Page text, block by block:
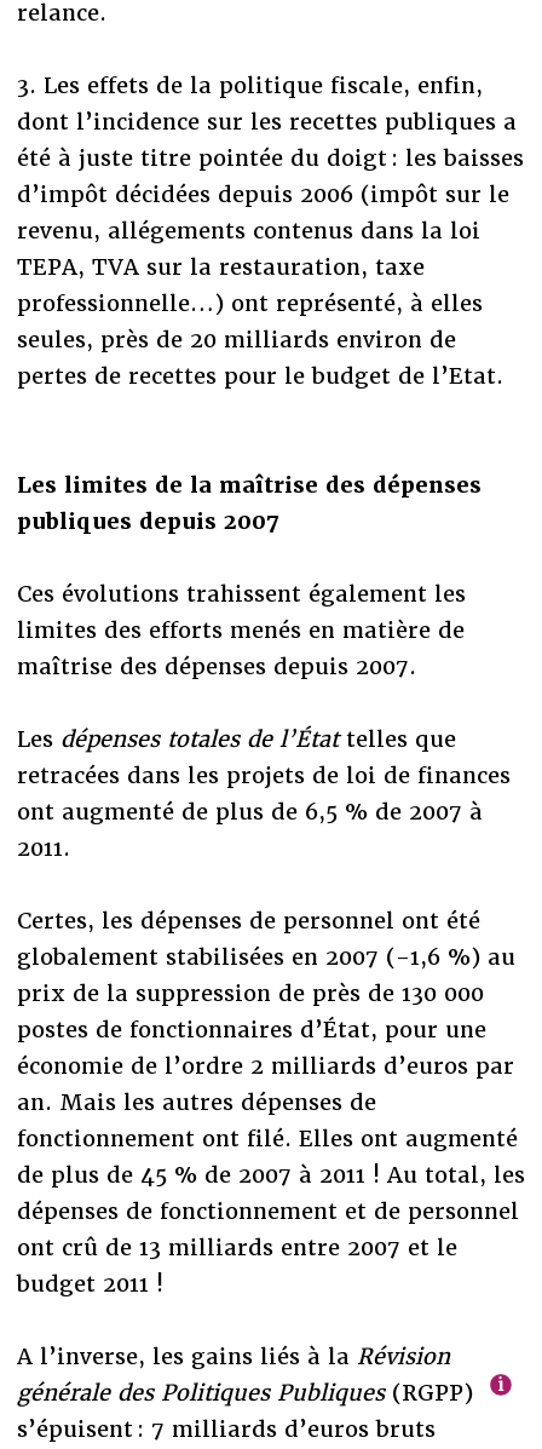
relance.
3. Les effets de la politique fiscale, enfin,
dont l’incidence sur les recettes publiques a
été à juste titre pointée du doigt : les baisses
d’impôt décidées depuis 2006 (impôt sur le
revenu, allégements contenus dans la loi
TEPA, TVA sur la restauration, taxe
professionnelle…) ont représenté, à elles
seules, près de 20 milliards environ de
pertes de recettes pour le budget de l’Etat.
Les limites de la maîtrise des dépenses
publiques depuis 2007
Ces évolutions trahissent également les
limites des efforts menés en matière de
maîtrise des dépenses depuis 2007.
Les dépenses totales de l’Étattelles que
retracées dans les projets de loi de finances
ont augmenté de plus de 6,5 % de 2007 à
2011.
Certes, les dépenses de personnel ont été
globalement stabilisées en 2007 (-1,6 %) au
prix de la suppression de près de 130 000
postes de fonctionnaires d’État, pour une
économie de l’ordre 2 milliards d’euros par
an. Mais les autres dépenses de
fonctionnement ont filé. Elles ont augmenté
de plus de 45 % de 2007 à 2011 ! Au total, les
dépenses de fonctionnement et de personnel
ont crû de 13 milliards entre 2007 et le
budget 2011 !
A l’inverse, les gains liés à la Révision
générale des Politiques Publiques(RGPP)
s’épuisent : 7 milliards d’euros bruts